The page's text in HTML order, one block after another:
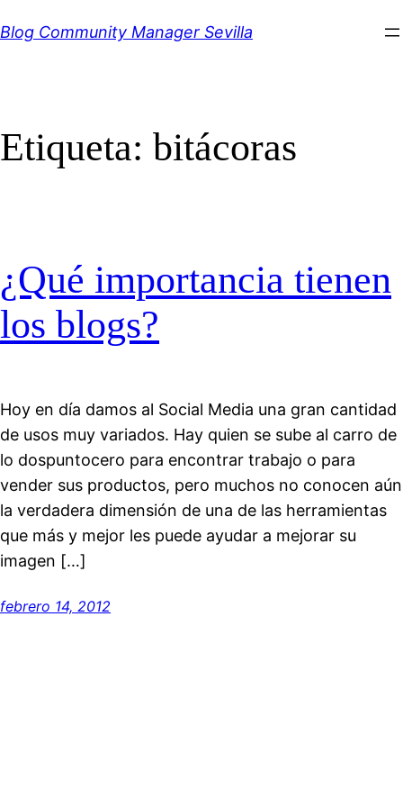
al
Blog Community Manager Sevilla
Etiqueta: bitácoras
¿Qué importancia tienen
los blogs?
Hoy en día damos al Social Media una gran cantidad
de usos muy variados. Hay quien se sube al carro de
lo dospuntocero para encontrar trabajo o para
vender sus productos, pero muchos no conocen aún
la verdadera dimensión de una de las herramientas
que más y mejor les puede ayudar a mejorar su
imagen […]
febrero 14, 2012